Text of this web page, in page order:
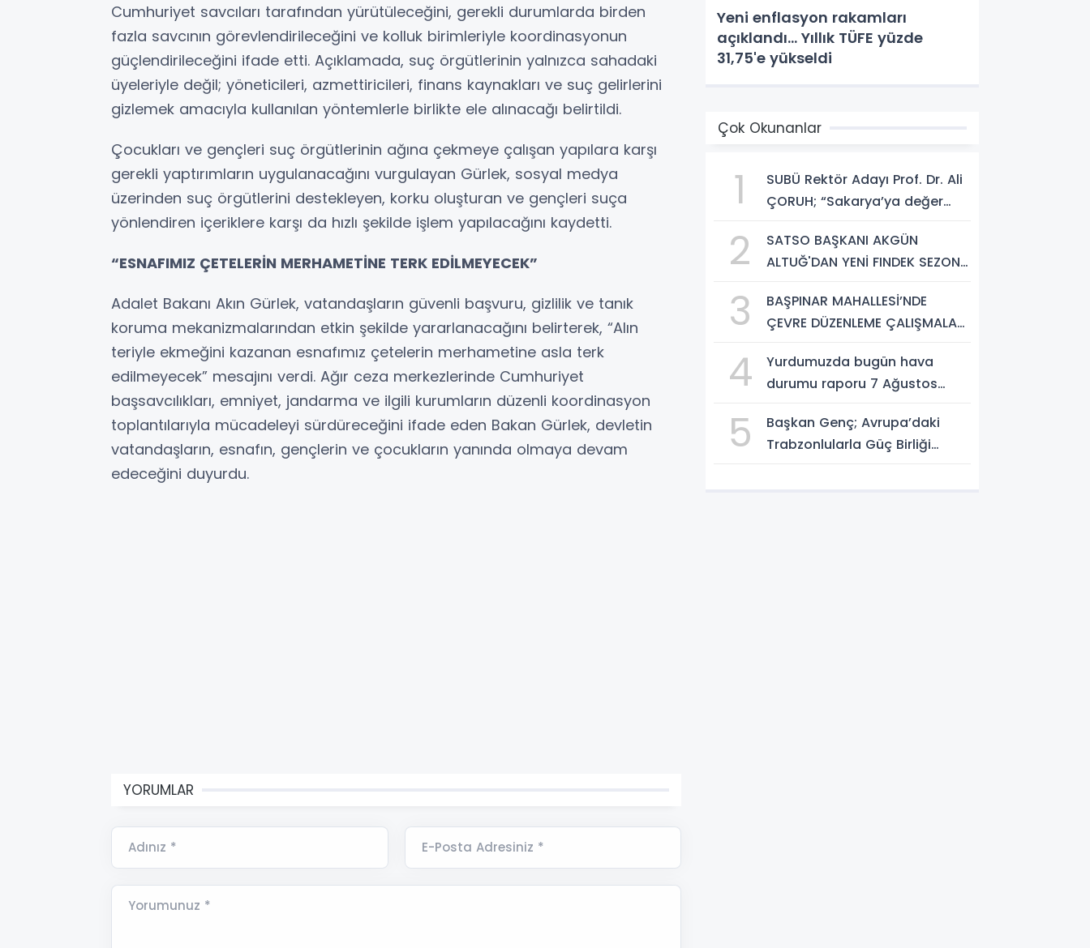
Cumhuriyet savcıları tarafından yürütüleceğini, gerekli durumlarda birden
fazla savcının görevlendirileceğini ve kolluk birimleriyle koordinasyonun
güçlendirileceğini ifade etti. Açıklamada, suç örgütlerinin yalnızca sahadaki
üyeleriyle değil; yöneticileri, azmettiricileri, finans kaynakları ve suç gelirlerini
gizlemek amacıyla kullanılan yöntemlerle birlikte ele alınacağı belirtildi.
Çocukları ve gençleri suç örgütlerinin ağına çekmeye çalışan yapılara karşı
gerekli yaptırımların uygulanacağını vurgulayan Gürlek, sosyal medya
üzerinden suç örgütlerini destekleyen, korku oluşturan ve gençleri suça
yönlendiren içeriklere karşı da hızlı şekilde işlem yapılacağını kaydetti.
“ESNAFIMIZ ÇETELERİN MERHAMETİNE TERK EDİLMEYECEK”
Adalet Bakanı Akın Gürlek, vatandaşların güvenli başvuru, gizlilik ve tanık
koruma mekanizmalarından etkin şekilde yararlanacağını belirterek, “Alın
teriyle ekmeğini kazanan esnafımız çetelerin merhametine asla terk
edilmeyecek” mesajını verdi. Ağır ceza merkezlerinde Cumhuriyet
başsavcılıkları, emniyet, jandarma ve ilgili kurumların düzenli koordinasyon
toplantılarıyla mücadeleyi sürdüreceğini ifade eden Bakan Gürlek, devletin
vatandaşların, esnafın, gençlerin ve çocukların yanında olmaya devam
edeceğini duyurdu.
YORUMLAR
Adınız * E-Posta Adresiniz *
Yorumunuz *
Yeni enflasyon rakamları
açıklandı... Yıllık TÜFE yüzde
31,75'e yükseldi
Çok Okunanlar
1
SUBÜ Rektör Adayı Prof. Dr. Ali
ÇORUH; “Sakarya’ya değer
etmek istiyorum”
2
SATSO BAŞKANI AKGÜN
ALTUĞ'DAN YENİ FINDEK SEZONU
3
BAŞPINAR MAHALLESİ’NDE
ÇEVRE DÜZENLEME ÇALIŞMALARI
4
Yurdumuzda bugün hava
durumu raporu 7 Ağustos
5
Başkan Genç; Avrupa’daki
Trabzonlularla Güç Birliği